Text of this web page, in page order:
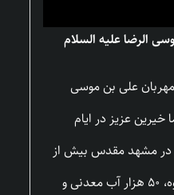
الرضا علیه السلام
مهربان علی بن موسی
عزیز در ایام
در مشهد مقدس بیش از
۲۰۰ هزار غذای گرم، ۳ تن میوه، ۵۰ هزار آب معدنی و